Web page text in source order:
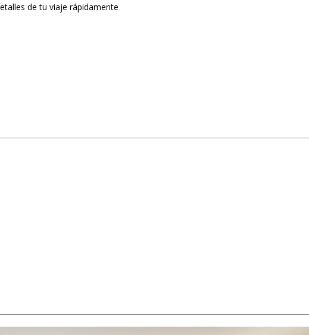
de tu viaje rápidamente